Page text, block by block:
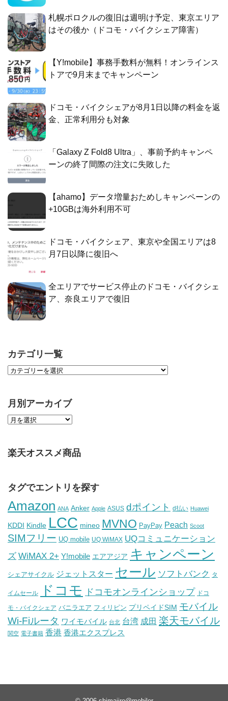
札幌ポロクルの復旧は週明け予定、東京エリア
はその後か（ドコモ・バイクシェア障害）
【Y!mobile】事務手数料が無料！オンラインス
トアで9月末までキャンペーン
ドコモ・バイクシェアが8月1日以降の料金を返
金、正常利用分も対象
「Galaxy Z Fold8 Ultra」、事前予約キャンペ
ーンの終了間際の注文に失敗した
【ahamo】データ増量おためしキャンペーンの
+10GBは海外利用不可
ドコモ・バイクシェア、東京や全国エリアは8
月7日以降に復旧へ
全エリアでサービス停止のドコモ・バイクシェ
ア、奈良エリアで復旧
カテゴリ一覧
月別アーカイブ
楽天オススメ商品
タグでエントリを探す
Amazon ANA Anker Apple ASUS dポイント d払い Huawei
KDDI Kindle LCC mineo MVNO PayPay Peach Scoot
SIMフリー UQ mobile UQ WiMAX UQコミュニケーション
ズ WiMAX 2+ Y!mobile エアアジア キャンペーン
シェアサイクル ジェットスター セール ソフトバンク タ
イムセール ドコモ ドコモオンラインショップ ドコ
モ・バイクシェア バニラエア フィリピン プリペイドSIM モバイル
Wi-Fiルータ ワイモバイル 台北 台湾 成田 楽天モバイル
関空 電子書籍 香港 香港エクスプレス